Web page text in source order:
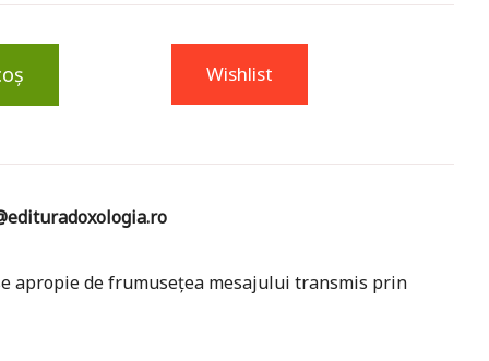
Wishlist
apropie de frumusețea mesajului transmis prin